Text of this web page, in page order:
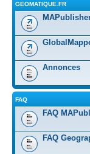
GEOMATIQUE.FR
Annonces
FAQ
FAQ
FAQ